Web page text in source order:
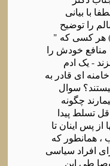
با بیانی
را توضیح
هر کسی که "
منافع خودش را
- یک ادم
ای قادر به
سوال
چگونه
تسلط پیدا
پس اینان تا
، همانطور که
افراد سیاسی
طی این